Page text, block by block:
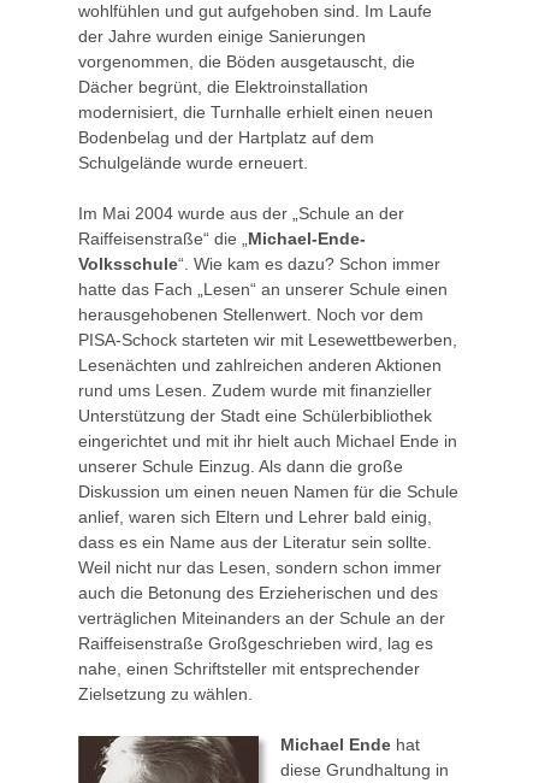
wohlfühlen und gut aufgehoben sind. Im Laufe
der Jahre wurden einige Sanierungen
vorgenommen, die Böden ausgetauscht, die
Dächer begrünt, die Elektroinstallation
modernisiert, die Turnhalle erhielt einen neuen
Bodenbelag und der Hartplatz auf dem
Schulgelände wurde erneuert.
Im Mai 2004 wurde aus der „Schule an der
Raiffeisenstraße“ die „ Michael-Ende-
Volksschule“. Wie kam es dazu? Schon immer
hatte das Fach „Lesen“ an unserer Schule einen
herausgehobenen Stellenwert. Noch vor dem
PISA-Schock starteten wir mit Lesewettbewerben,
Lesenächten und zahlreichen anderen Aktionen
rund ums Lesen. Zudem wurde mit finanzieller
Unterstützung der Stadt eine Schülerbibliothek
eingerichtet und mit ihr hielt auch Michael Ende in
unserer Schule Einzug. Als dann die große
Diskussion um einen neuen Namen für die Schule
anlief, waren sich Eltern und Lehrer bald einig,
dass es ein Name aus der Literatur sein sollte.
Weil nicht nur das Lesen, sondern schon immer
auch die Betonung des Erzieherischen und des
verträglichen Miteinanders an der Schule an der
Raiffeisenstraße Großgeschrieben wird, lag es
nahe, einen Schriftsteller mit entsprechender
Zielsetzung zu wählen.
Michael Ende hat
diese Grundhaltung in